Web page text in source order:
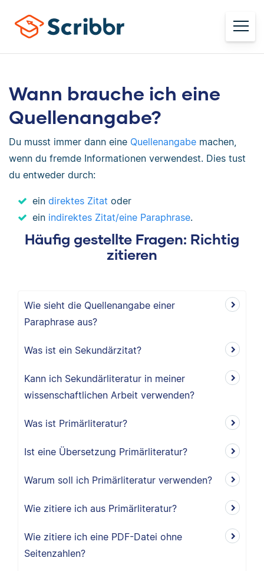
Wann brauche ich eine
Quellenangabe?
Du musst immer dann eine Quellenangabe machen,
wenn du fremde Informationen verwendest. Dies tust
du entweder durch:
ein direktes Zitat oder
ein indirektes Zitat/eine Paraphrase.
Häufig gestellte Fragen: Richtig
zitieren
Wie sieht die Quellenangabe einer
Paraphrase aus?
Was ist ein Sekundärzitat?
Kann ich Sekundärliteratur in meiner
wissenschaftlichen Arbeit verwenden?
Was ist Primärliteratur?
Ist eine Übersetzung Primärliteratur?
Warum soll ich Primärliteratur verwenden?
Wie zitiere ich aus Primärliteratur?
Wie zitiere ich eine PDF-Datei ohne
Seitenzahlen?